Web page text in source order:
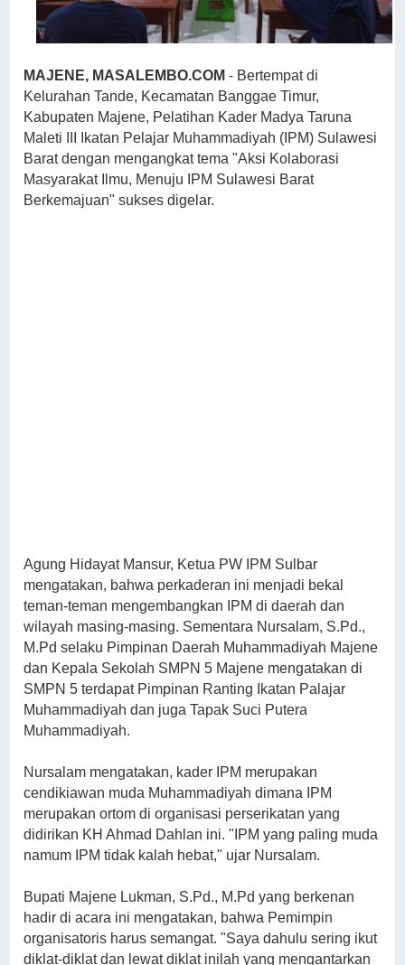
MAJENE, MASALEMBO.COM - Bertempat di
Kelurahan Tande, Kecamatan Banggae Timur,
Kabupaten Majene, Pelatihan Kader Madya Taruna
Maleti III Ikatan Pelajar Muhammadiyah (IPM) Sulawesi
Barat dengan mengangkat tema "Aksi Kolaborasi
Masyarakat Ilmu, Menuju IPM Sulawesi Barat
Berkemajuan" sukses digelar.
Agung Hidayat Mansur, Ketua PW IPM Sulbar
mengatakan, bahwa perkaderan ini menjadi bekal
teman-teman mengembangkan IPM di daerah dan
wilayah masing-masing. Sementara Nursalam, S.Pd.,
M.Pd selaku Pimpinan Daerah Muhammadiyah Majene
dan Kepala Sekolah SMPN 5 Majene mengatakan di
SMPN 5 terdapat Pimpinan Ranting Ikatan Palajar
Muhammadiyah dan juga Tapak Suci Putera
Muhammadiyah.
Nursalam mengatakan, kader IPM merupakan
cendikiawan muda Muhammadiyah dimana IPM
merupakan ortom di organisasi perserikatan yang
didirikan KH Ahmad Dahlan ini. "IPM yang paling muda
namum IPM tidak kalah hebat," ujar Nursalam.
Bupati Majene Lukman, S.Pd., M.Pd yang berkenan
hadir di acara ini mengatakan, bahwa Pemimpin
organisatoris harus semangat. "Saya dahulu sering ikut
diklat-diklat dan lewat diklat inilah yang mengantarkan